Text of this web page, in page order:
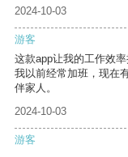
2024-10-03
游客
这款app让我的工作效
我以前经常加班，现在
伴家人。
2024-10-03
游客